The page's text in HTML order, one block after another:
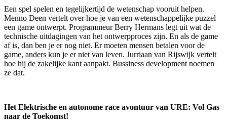
Een spel spelen en tegelijkertijd de wetenschap vooruit helpen.
Menno Deen vertelt over hoe je van een wetenschappelijke puzzel
een game ontwerpt. Programmeur Berry Hermans legt uit wat de
technische uitdagingen van het ontwerpproces zijn. En als de game
af is, dan ben je er nog niet. Er moeten mensen betalen voor de
game, anders kun je er niet van leven. Jurriaan van Rijswijk vertelt
hoe hij de zakelijke kant aanpakt. Bussiness development noemen
ze dat.
Het Elektrische en autonome race avontuur van URE: Vol Gas
naar de Toekomst!